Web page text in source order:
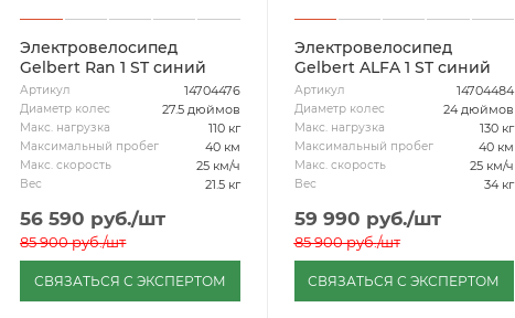
Электровелосипед
Gelbert Ran 1 ST синий
Артикул 14704476
Диаметр колес 27.5 дюймов
Макс. нагрузка 110 кг
Максимальный пробег 40 км
Макс. скорость 25 км/ч
Вес 21.5 кг
56 590 руб./шт
85 900руб./шт
СВЯЗАТЬСЯ С ЭКСПЕРТОМ
Электровелосипед
Gelbert ALFA 1 ST синий
Артикул 14704484
Диаметр колес 24 дюймов
Макс. нагрузка 130 кг
Максимальный пробег 40 км
Макс. скорость 25 км/ч
Вес 34 кг
59 990 руб./шт
85 900руб./шт
СВЯЗАТЬСЯ С ЭКСПЕРТОМ